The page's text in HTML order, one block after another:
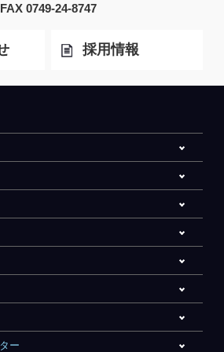
FAX 0749-24-8747
採用情報
ー